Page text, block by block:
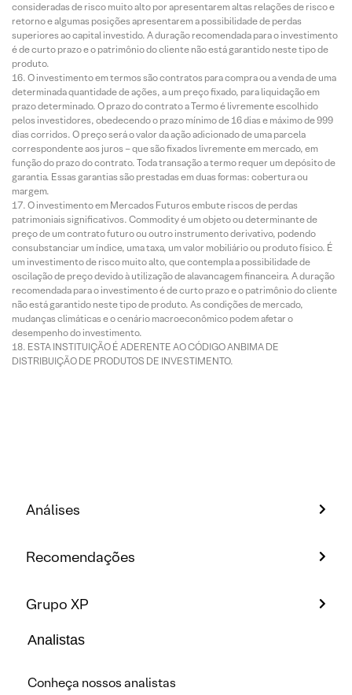
consideradas de risco muito alto por apresentarem altas relações de risco e
retorno e algumas posições apresentarem a possibilidade de perdas
superiores ao capital investido. A duração recomendada para o investimento
é de curto prazo e o patrimônio do cliente não está garantido neste tipo de
produto.
O investimento em termos são contratos para compra ou a venda de uma
determinada quantidade de ações, a um preço fixado, para liquidação em
prazo determinado. O prazo do contrato a Termo é livremente escolhido
pelos investidores, obedecendo o prazo mínimo de 16 dias e máximo de 999
dias corridos. O preço será o valor da ação adicionado de uma parcela
correspondente aos juros – que são fixados livremente em mercado, em
função do prazo do contrato. Toda transação a termo requer um depósito de
garantia. Essas garantias são prestadas em duas formas: cobertura ou
margem.
O investimento em Mercados Futuros embute riscos de perdas
patrimoniais significativos. Commodity é um objeto ou determinante de
preço de um contrato futuro ou outro instrumento derivativo, podendo
consubstanciar um índice, uma taxa, um valor mobiliário ou produto físico. É
um investimento de risco muito alto, que contempla a possibilidade de
oscilação de preço devido à utilização de alavancagem financeira. A duração
recomendada para o investimento é de curto prazo e o patrimônio do cliente
não está garantido neste tipo de produto. As condições de mercado,
mudanças climáticas e o cenário macroeconômico podem afetar o
desempenho do investimento.
ESTA INSTITUIÇÃO É ADERENTE AO CÓDIGO ANBIMA DE
DISTRIBUIÇÃO DE PRODUTOS DE INVESTIMENTO.
Análises
Recomendações
Grupo XP
Analistas
Conheça nossos analistas